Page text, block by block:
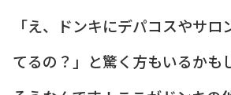
「え、ドンキにデパコスやサロ
てるの？」と驚く方もいるかも